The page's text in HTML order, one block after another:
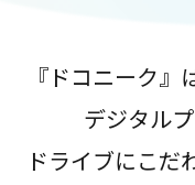
『ドコニーク
デジタル
ドライブにこだ